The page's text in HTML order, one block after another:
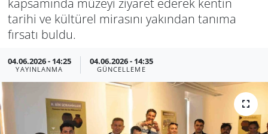
kapsamında müzeyi ziyaret ederek kentin
tarihi ve kültürel mirasını yakından tanıma
fırsatı buldu.
04.06.2026 - 14:25
YAYINLANMA
04.06.2026 - 14:35
GÜNCELLEME